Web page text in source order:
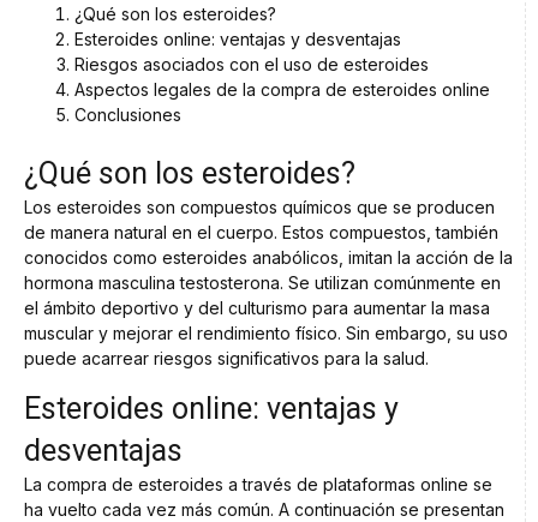
¿Qué son los esteroides?
Esteroides online: ventajas y desventajas
Riesgos asociados con el uso de esteroides
Aspectos legales de la compra de esteroides online
Conclusiones
¿Qué son los esteroides?
Los esteroides son compuestos químicos que se producen
de manera natural en el cuerpo. Estos compuestos, también
conocidos como esteroides anabólicos, imitan la acción de la
hormona masculina testosterona. Se utilizan comúnmente en
el ámbito deportivo y del culturismo para aumentar la masa
muscular y mejorar el rendimiento físico. Sin embargo, su uso
puede acarrear riesgos significativos para la salud.
Esteroides online: ventajas y
desventajas
La compra de esteroides a través de plataformas online se
ha vuelto cada vez más común. A continuación se presentan